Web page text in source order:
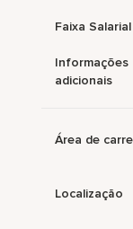
Faixa Salarial
Informações
adicionais
Área de
Localização